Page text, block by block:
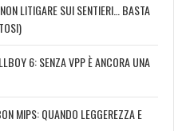
LITIGARE SUI SENTIERI… BASTA
6: SENZA VPP È ANCORA UNA
MIPS: QUANDO LEGGEREZZA E